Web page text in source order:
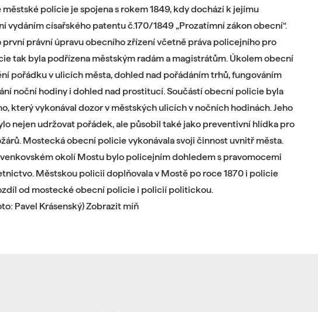
policie je spojena s rokem 1849, kdy dochází k jejímu
vydáním císařského patentu č.170/1849 „Prozatímní zákon obecní“.
první právní úpravu obecního zřízení včetně práva policejního pro
tak byla podřízena městským radám a magistrátům. Úkolem obecní
pořádku v ulicích města, dohled nad pořádáním trhů, fungováním
noční hodiny i dohled nad prostitucí. Součástí obecní policie byla
který vykonával dozor v městských ulicích v nočních hodinách. Jeho
nejen udržovat pořádek, ale působil také jako preventivní hlídka pro
Mostecká obecní policie vykonávala svoji činnost uvnitř města.
okolí Mostu bylo policejním dohledem s pravomocemi
Městskou policii doplňovala v Mostě po roce 1870 i policie
od mostecké obecní policie i policií politickou.
Pavel Krásenský) Zobrazit míň